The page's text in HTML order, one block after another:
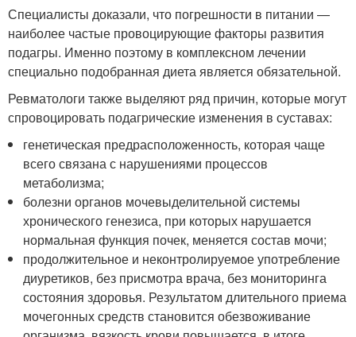
Специалисты доказали, что погрешности в питании —
наиболее частые провоцирующие факторы развития
подагры. Именно поэтому в комплексном лечении
специально подобранная диета является обязательной.
Ревматологи также выделяют ряд причин, которые могут
спровоцировать подагрические изменения в суставах:
генетическая предрасположенность, которая чаще
всего связана с нарушениями процессов
метаболизма;
болезни органов мочевыделительной системы
хронического генезиса, при которых нарушается
нормальная функция почек, меняется состав мочи;
продолжительное и неконтролируемое употребление
диуретиков, без присмотра врача, без мониторинга
состояния здоровья. Результатом длительного приема
мочегонных средств становится обезвоживание